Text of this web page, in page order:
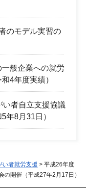
のモデル実習の
般企業への就労
4年度実績）
者自立支援協議
年8月31日）
い者就労支援 > 平成26年度
開催（平成27年2月17日）